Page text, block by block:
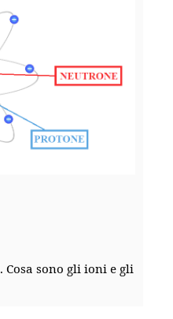
Cosa sono gli ioni e gli